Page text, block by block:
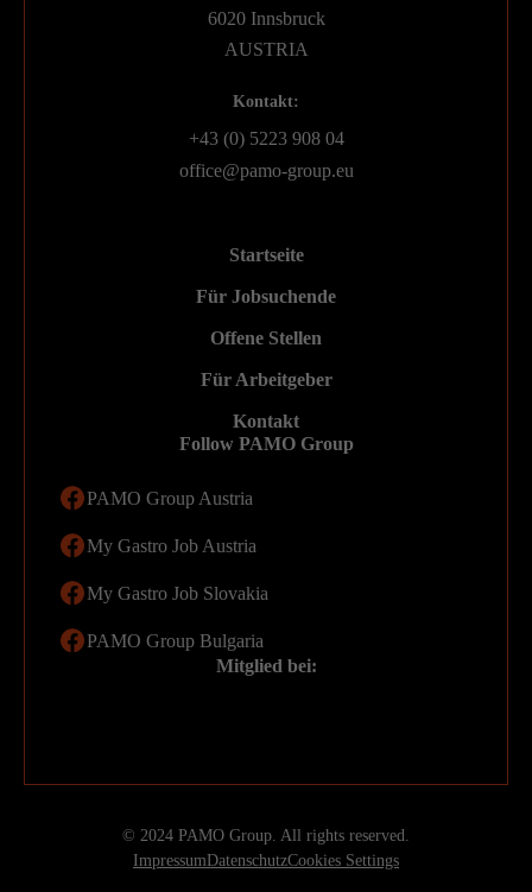
6020 Innsbruck
AUSTRIA
Kontakt:
+43 (0) 5223 908 04
office@pamo-group.eu
Startseite
Für Jobsuchende
Offene Stellen
Für Arbeitgeber
Kontakt
Follow PAMO Group
PAMO Group Austria
My Gastro Job Austria
My Gastro Job Slovakia
PAMO Group Bulgaria
Mitglied bei:
© 2024 PAMO Group. All rights reserved.
ImpressumDatenschutzCookies Settings